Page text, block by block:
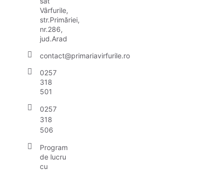
Vârfurile,
str.Primăriei,
nr.286,
jud.Arad
contact@primariavirfurile.ro
0257
318
501
0257
318
506
Program
de lucru
cu